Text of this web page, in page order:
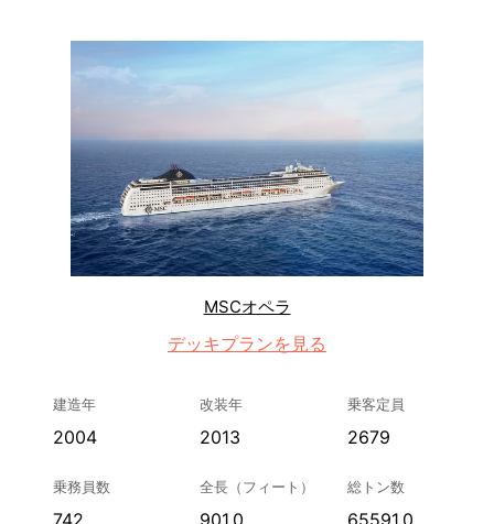
MSCオペラ
デッキプランを見る
建造年
2004
改装年
2013
乗客定員
2679
乗務員数
742
全長（フィート）
901.0
総トン数
65591.0